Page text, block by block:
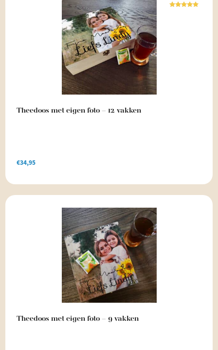
Theedoos met eigen foto – 12 vakken
€34,95
Theedoos met eigen foto – 9 vakken